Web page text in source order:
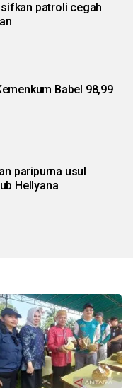
patroli cegah
Babel 98,99
paripurna usul
Hellyana